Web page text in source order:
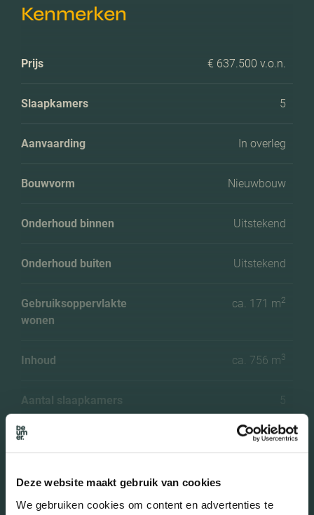
Deze website maakt gebruik van cookies
We gebruiken cookies om content en advertenties te
Kenmerken
Prijs € 637.500 v.o.n.
Slaapkamers 5
Aanvaarding In overleg
Bouwvorm Nieuwbouw
Onderhoud binnen Uitstekend
Onderhoud buiten Uitstekend
Gebruiksoppervlakte
wonen
ca. 171 m2
Inhoud ca. 756 m3
Aantal slaapkamers 5
Aantal woonlagen 4 woonlagen
Voorzieningen
Glasvezel kabel,
Meer kenmerken